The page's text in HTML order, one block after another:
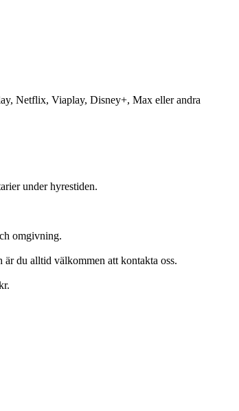
Netflix, Viaplay, Disney+, Max eller andra
under hyrestiden.
omgivning.
du alltid välkommen att kontakta oss.